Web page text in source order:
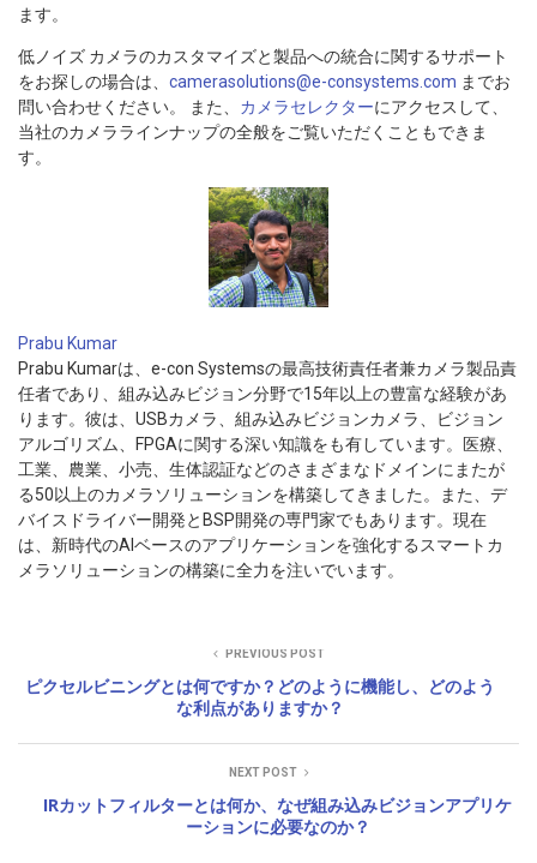
ます。
低ノイズ カメラのカスタマイズと製品への統合に関するサポート
をお探しの場合は、 camerasolutions@e-consystems.com までお
問い合わせください。 また、 カメラセレクターにアクセスして、
当社のカメララインナップの全般をご覧いただくこともできま
す。
Prabu Kumar
Prabu Kumarは、e-con Systemsの最高技術責任者兼カメラ製品責
任者であり、組み込みビジョン分野で15年以上の豊富な経験があ
ります。彼は、USBカメラ、組み込みビジョンカメラ、ビジョン
アルゴリズム、FPGAに関する深い知識をも有しています。医療、
工業、農業、小売、生体認証などのさまざまなドメインにまたが
る50以上のカメラソリューションを構築してきました。また、デ
バイスドライバー開発とBSP開発の専門家でもあります。現在
は、新時代のAIベースのアプリケーションを強化するスマートカ
メラソリューションの構築に全力を注いでいます。
PREVIOUS POST
ピクセルビニングとは何ですか？どのように機能し、どのよう
な利点がありますか？
NEXT POST
IRカットフィルターとは何か、なぜ組み込みビジョンアプリケ
ーションに必要なのか？